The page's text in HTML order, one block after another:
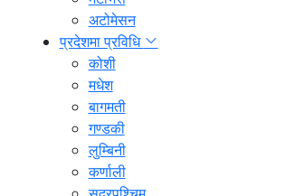
अटोमेसन
प्रदेशमा प्रविधि
कोशी
मधेश
बागमती
गण्डकी
लुम्बिनी
कर्णाली